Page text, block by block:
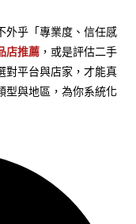
外乎「專業度、信任感
店推薦 ，或是評估二手
對平台與店家，才能真
型與地區，為你系統化